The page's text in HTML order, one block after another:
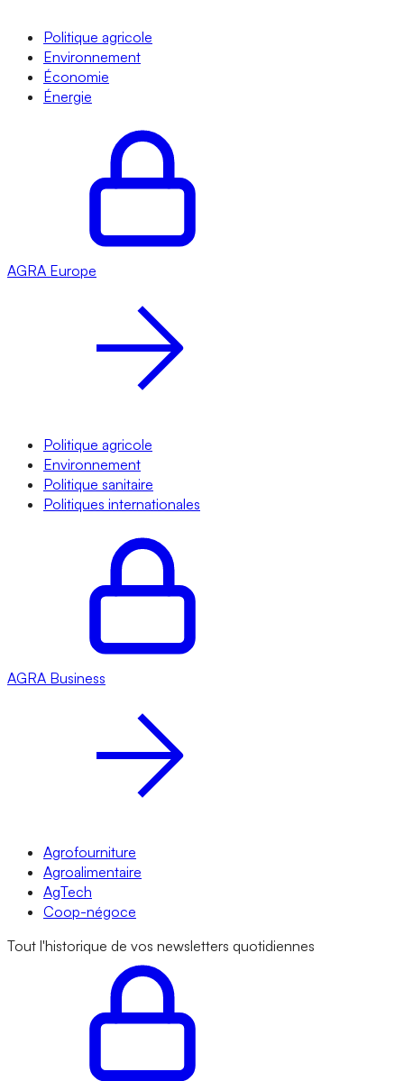
Politique agricole
Environnement
Économie
Énergie
AGRA Europe
Politique agricole
Environnement
Politique sanitaire
Politiques internationales
AGRA Business
Agrofourniture
Agroalimentaire
AgTech
Coop-négoce
Tout l'historique de vos newsletters quotidiennes